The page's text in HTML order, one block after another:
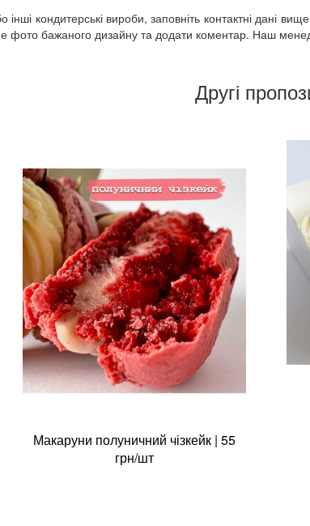
кондитерські вироби, заповніть контактні дані
фото бажаного дизайну та додати коментар. Наш
Другі
Макаруни полуничний чізкейк | 55
грн/шт